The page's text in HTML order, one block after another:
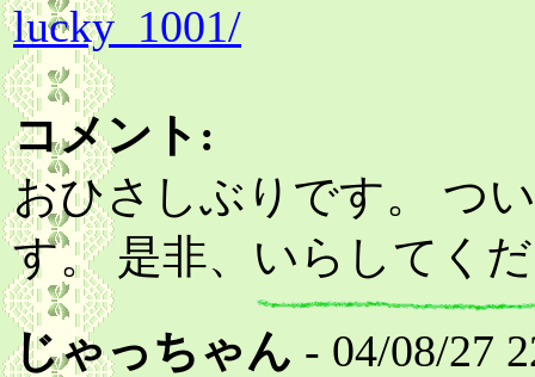
lucky_1001/
コメント:
おひさしぶりです。 つ
す。 是非、いらしてく
じゃっちゃん - 04/08/27